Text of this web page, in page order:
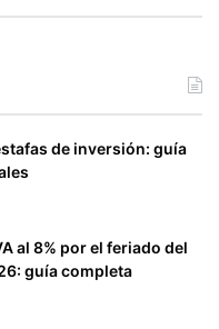
de inversión: guía
al 8% por el feriado del
guía completa